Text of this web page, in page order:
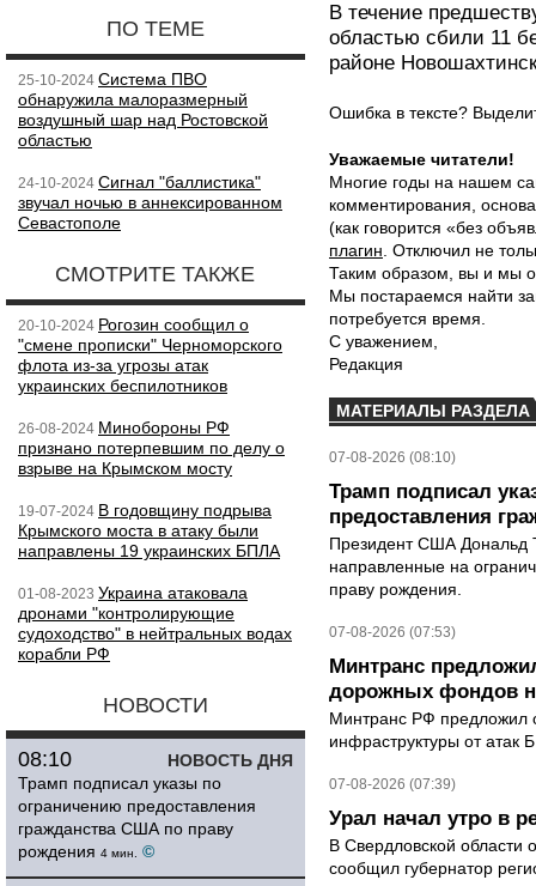
ПО ТЕМЕ
25-10-2024 Система ПВО
обнаружила малоразмерный
воздушный шар над Ростовской
областью
24-10-2024 Сигнал "баллистика"
звучал ночью в аннексированном
Севастополе
СМОТРИТЕ ТАКЖЕ
20-10-2024 Рогозин сообщил о
"смене прописки" Черноморского
флота из-за угрозы атак
украинских беспилотников
26-08-2024 Минобороны РФ
признано потерпевшим по делу о
взрыве на Крымском мосту
19-07-2024 В годовщину подрыва
Крымского моста в атаку были
направлены 19 украинских БПЛА
01-08-2023 Украина атаковала
дронами "контролирующие
судоходство" в нейтральных водах
корабли РФ
НОВОСТИ
НОВОСТЬ ДНЯ
08:10
Трамп подписал указы по
ограничению предоставления
гражданства США по праву
рождения 4 мин. ©
В течение
областью сбили 11
районе
Ошибка в тексте?
Уважаемые читатели!
Многие годы на нашем
комментирования,
(как говорится «без
плагин . Отключил не
Таким образом, вы и мы
Мы постараемся найти
потребуется время.
С уважением,
Редакция
МАТЕРИАЛЫ РАЗДЕЛА
07-08-2026 (08:10)
Трамп подписал
предоставления
Президент США Дональд
направленные на
праву рождения.
07-08-2026 (07:53)
Минтранс
дорожных фондов
Минтранс РФ предложил
инфраструктуры от атак
07-08-2026 (07:39)
Урал начал утро в
В Свердловской области
сообщил губернатор